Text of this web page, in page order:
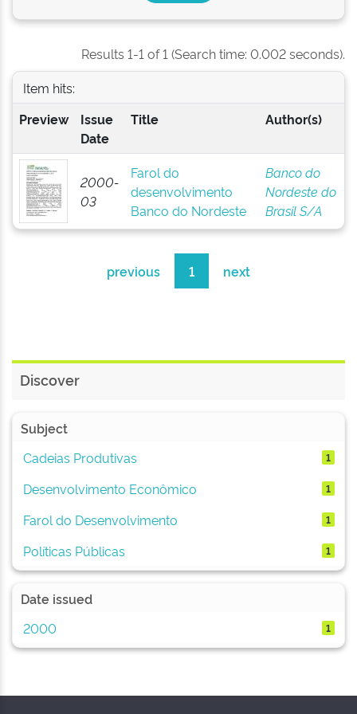
Results 1-1 of 1 (Search time: 0.002 seconds).
Item hits:
Preview
Issue
Date
Title Author(s)
2000-
03
Farol do
desenvolvimento
Banco do Nordeste
Banco do
Nordeste do
Brasil S/A
previous 1 next
Discover
Subject
Cadeias Produtivas
1
Desenvolvimento Econômico 1
Farol do Desenvolvimento 1
Políticas Públicas 1
Date issued
2000
1